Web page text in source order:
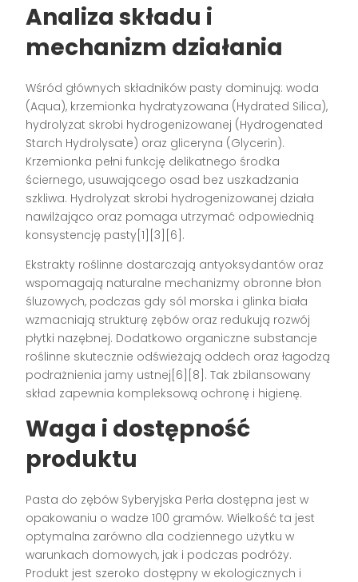
Analiza składu i
mechanizm działania
Wśród głównych składników pasty dominują: woda
(Aqua), krzemionka hydratyzowana (Hydrated Silica),
hydrolyzat skrobi hydrogenizowanej (Hydrogenated
Starch Hydrolysate) oraz gliceryna (Glycerin).
Krzemionka pełni funkcję delikatnego środka
ściernego, usuwającego osad bez uszkadzania
szkliwa. Hydrolyzat skrobi hydrogenizowanej działa
nawilżająco oraz pomaga utrzymać odpowiednią
konsystencję pasty[1][3][6].
Ekstrakty roślinne dostarczają antyoksydantów oraz
wspomagają naturalne mechanizmy obronne błon
śluzowych, podczas gdy sól morska i glinka biała
wzmacniają strukturę zębów oraz redukują rozwój
płytki nazębnej. Dodatkowo organiczne substancje
roślinne skutecznie odświeżają oddech oraz łagodzą
podrażnienia jamy ustnej[6][8]. Tak zbilansowany
skład zapewnia kompleksową ochronę i higienę.
Waga i dostępność
produktu
Pasta do zębów Syberyjska Perła dostępna jest w
opakowaniu o wadze 100 gramów. Wielkość ta jest
optymalna zarówno dla codziennego użytku w
warunkach domowych, jak i podczas podróży.
Produkt jest szeroko dostępny w ekologicznych i